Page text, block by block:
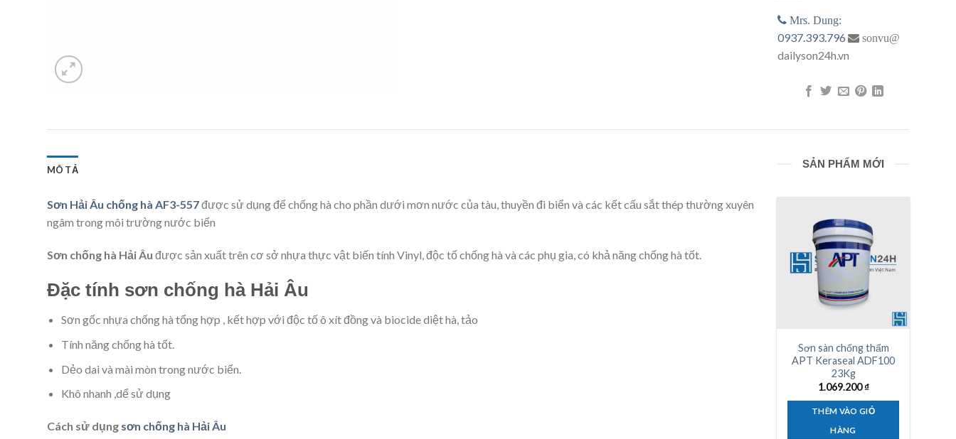
Mrs. Dung:
0937.393.796 sonvu@
dailyson24h.vn
MÔ TẢ
Sơn Hải Âu chống hà AF3-557được sử dụng để chống hà cho phần dưới mơn nước của tàu, thuyền đi biển và các kết cấu sắt thép thường xuyên
ngâm trong môi trường nước biển
Sơn chống hà Hải Âu được sản xuất trên cơ sở nhựa thực vật biến tính Vinyl, độc tố chống hà và các phụ gia, có khả năng chống hà tốt.
Đặc tính sơn chống hà Hải Âu
Sơn gốc nhựa chống hà tổng hợp , kết hợp với độc tố ô xít đồng và biocide diệt hà, tảo
Tính năng chống hà tốt.
Dẻo dai và mài mòn trong nước biển.
Khô nhanh ,dể sử dụng
Cách sử dụng sơn chống hà Hải Âu
SẢN PHẨM MỚI
Sơn sàn chống thấm
APT Keraseal ADF100
23Kg
1.069.200₫
THÊM VÀO GIỎ
HÀNG